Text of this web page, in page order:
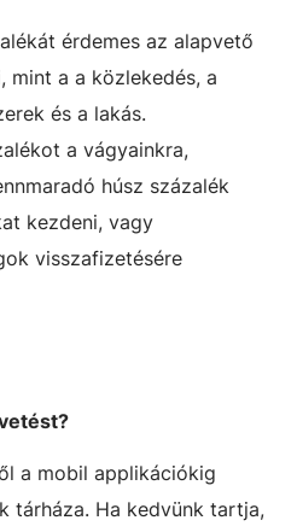
érdemes az alapvető
mint a a közlekedés, a
és a lakás.
a vágyainkra,
húsz százalék
kezdeni, vagy
visszafizetésére
a mobil applikációkig
tárháza. Ha kedvünk tartja,